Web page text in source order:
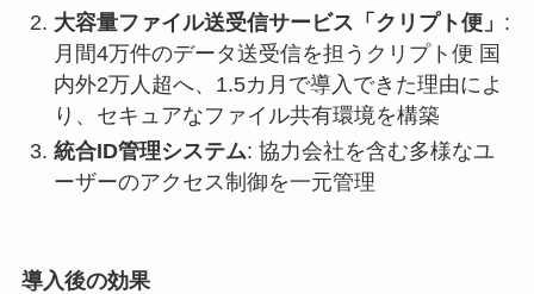
大容量ファイル送受信サービス「クリプト便」 :
月間4万件のデータ送受信を担うクリプト便 国
内外2万人超へ、1.5カ月で導入できた理由によ
り、セキュアなファイル共有環境を構築
統合ID管理システム: 協力会社を含む多様なユ
ーザーのアクセス制御を一元管理
導入後の効果